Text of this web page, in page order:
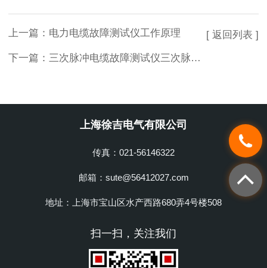
上一篇： 电力电缆故障测试仪工作原理
下一篇： 三次脉冲电缆故障测试仪三次脉冲法的实际应用
[ 返回列表 ]
上海徐吉电气有限公司
传真：021-56146322
邮箱：sute@56412027.com
地址：上海市宝山区水产西路680弄4号楼508
扫一扫，关注我们